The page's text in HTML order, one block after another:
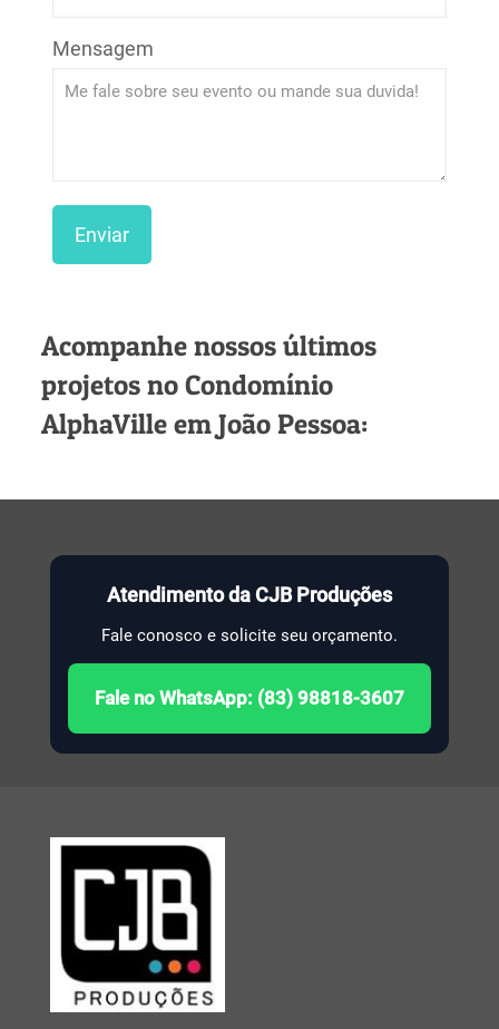
Mensagem
Acompanhe nossos últimos
projetos no Condomínio
AlphaVille em João Pessoa:
Atendimento da CJB Produções
Fale conosco e solicite seu orçamento.
Fale no WhatsApp: (83) 98818-3607